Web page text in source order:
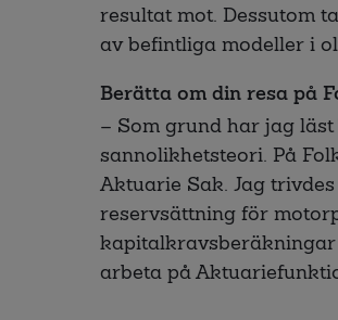
resultat mot. Dessutom
av befintliga modeller i
Berätta om din resa på
– Som grund har jag
sannolikhetsteori. På
Aktuarie Sak. Jag
reservsättning för
arbeta på